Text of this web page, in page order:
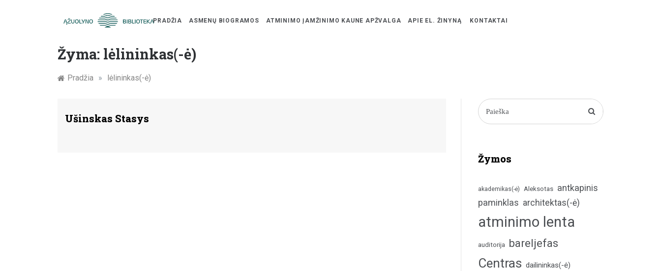
Žymūs
Kauno
atminimo
PRADŽIA ASMENŲ BIOGRAMOS ATMINIMO ĮAMŽINIMO KAUNE APŽVALGA APIE EL. ŽINYNĄ KONTAKTAI
Žyma: lėlininkas(-ė)
Pradžia » lėlininkas(-ė)
Ušinskas Stasys
Žymos
akademikas(-ė) Aleksotas antkapinis
paminklas architektas(-ė)
atminimo lenta
auditorija bareljefas
Centras dailininkas(-ė)